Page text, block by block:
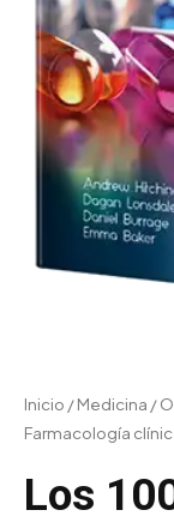
Inicio /Medicina /
Farmacología
Los